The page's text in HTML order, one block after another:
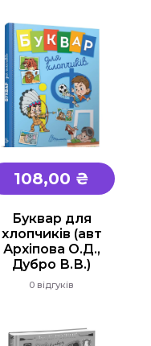
108,00 ₴
Буквар для
хлопчиків (авт
Архіпова О.Д.,
Дубро В.В.)
0 відгуків
все для
школа